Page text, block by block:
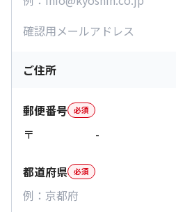
ご住所
郵便番号 必須
〒 -
都道府県 必須